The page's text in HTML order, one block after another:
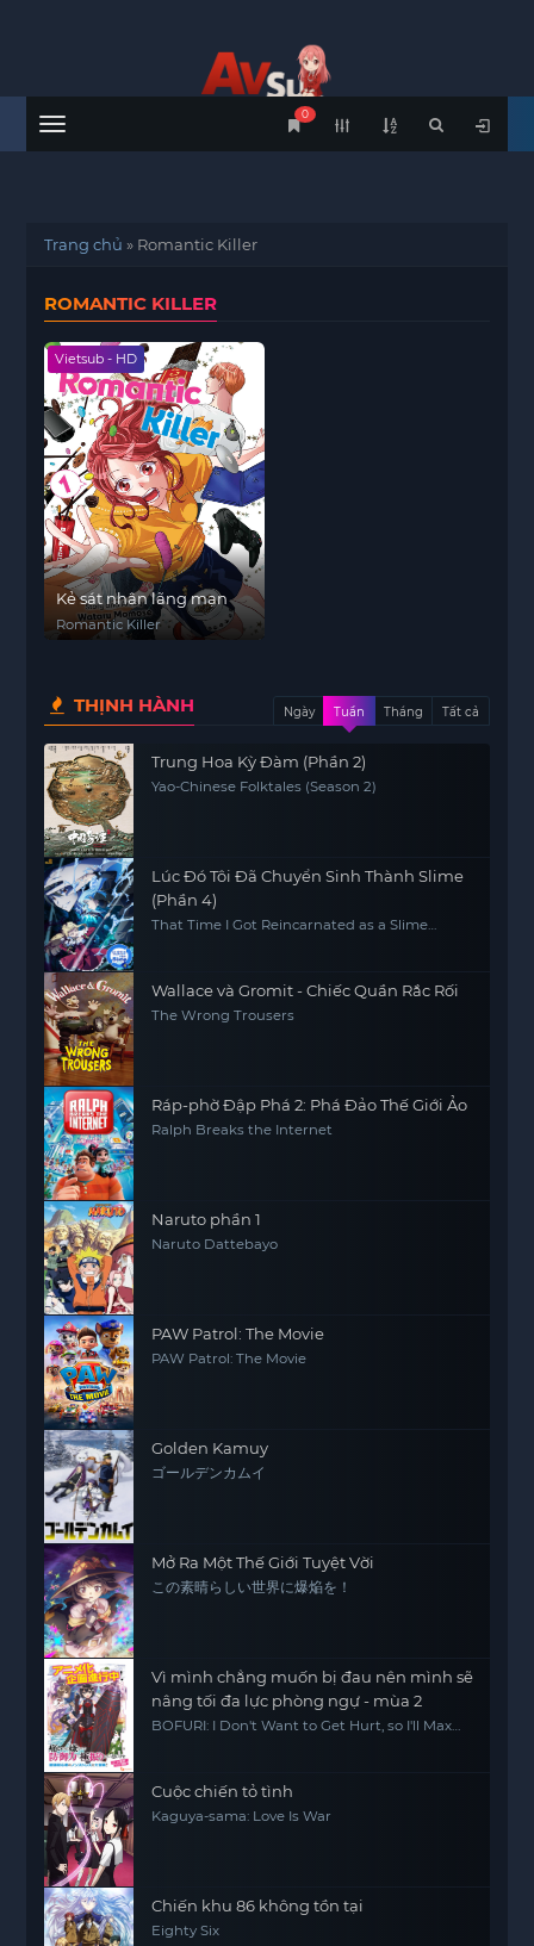
Menu
0
Trang chủ » Romantic Killer
ROMANTIC KILLER
Vietsub - HD
Kẻ sát nhân lãng mạn
Romantic Killer
THỊNH HÀNH Ngày Tuần Tháng Tất cả
Trung Hoa Kỳ Đàm (Phần 2)
Yao-Chinese Folktales (Season 2)
Lúc Đó Tôi Đã Chuyển Sinh Thành Slime
(Phần 4)
That Time I Got Reincarnated as a Slime
Wallace và Gromit - Chiếc Quần Rắc Rối
The Wrong Trousers
Ráp-phờ Đập Phá 2: Phá Đảo Thế Giới Ảo
Ralph Breaks the Internet
Naruto phần 1
Naruto Dattebayo
PAW Patrol: The Movie
PAW Patrol: The Movie
Golden Kamuy
ゴールデンカムイ
Mở Ra Một Thế Giới Tuyệt Vời
この素晴らしい世界に爆焔を！
Vì mình chẳng muốn bị đau nên mình sẽ
nâng tối đa lực phòng ngự - mùa 2
BOFURI: I Don't Want to Get Hurt, so I'll Max
Cuộc chiến tỏ tình
Kaguya-sama: Love Is War
Chiến khu 86 không tồn tại
Eighty Six